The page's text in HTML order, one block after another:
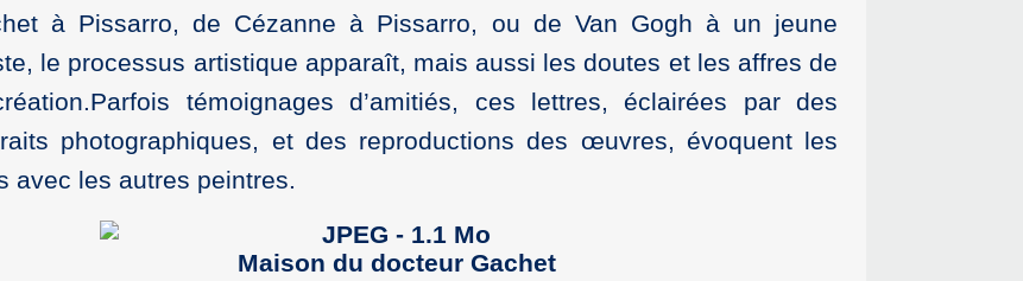
à Pissarro, de Cézanne à Pissarro, ou de Van Gogh à un jeune
le processus artistique apparaît, mais aussi les doutes et les affres de
témoignages d’amitiés, ces lettres, éclairées par des
photographiques, et des reproductions des œuvres, évoquent les
avec les autres peintres.
Maison du docteur Gachet